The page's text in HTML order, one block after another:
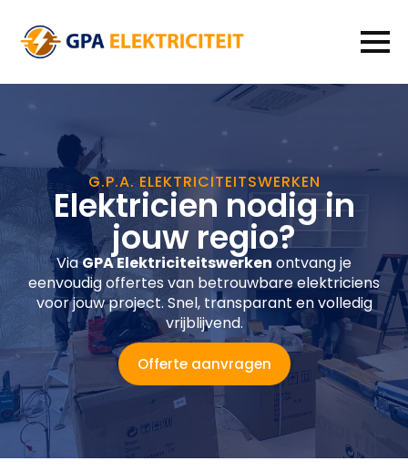
G.P.A. ELEKTRICITEITSWERKEN
Elektricien nodig in
jouw regio?
ViaGPA Elektriciteitswerken ontvang je
eenvoudig offertes van betrouwbare elektriciens
voor jouw project. Snel, transparant en volledig
vrijblijvend.
Offerte aanvragen